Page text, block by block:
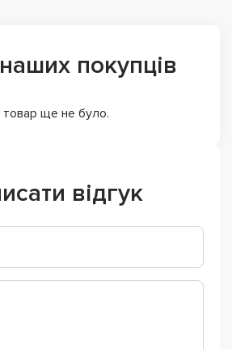
покупців
товар ще не було.
відгук